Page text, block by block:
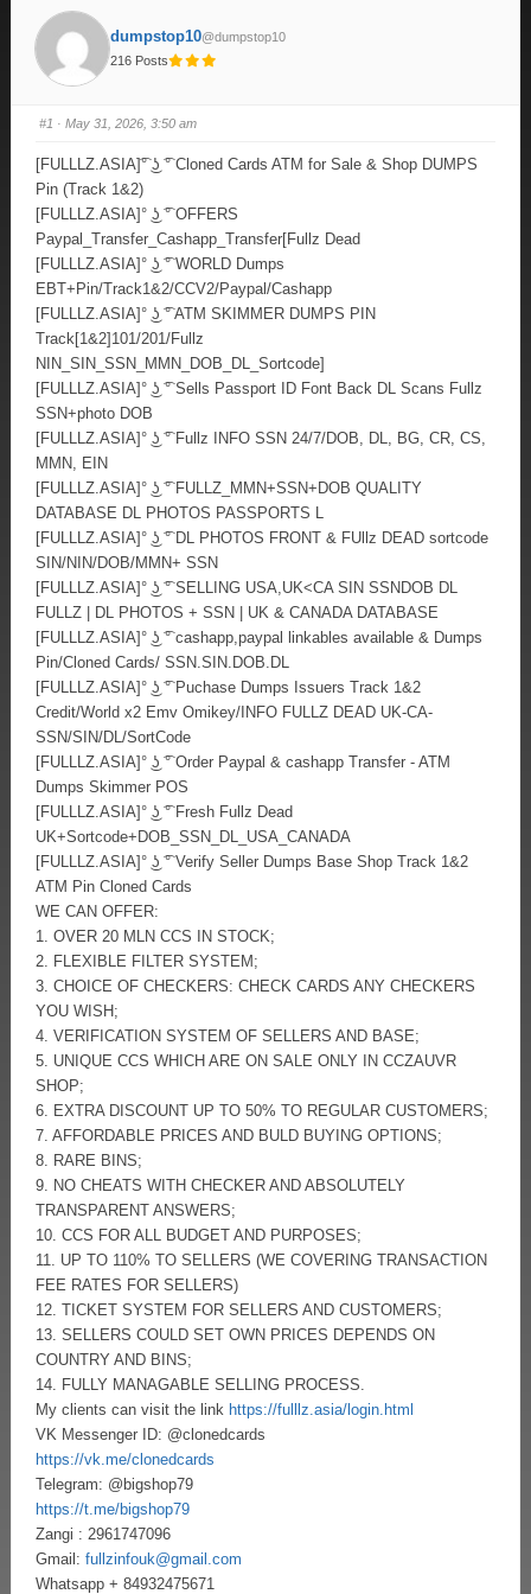
dumpstop10@dumpstop10
216 Posts
#1 · May 31, 2026, 3:50 am
[FULLLZ.ASIA]͡° ͜ʖ ͡° Cloned Cards ATM for Sale & Shop DUMPS
Pin (Track 1&2)
[FULLLZ.ASIA]° ͜ʖ ͡° OFFERS
Paypal_Transfer_Cashapp_Transfer[Fullz Dead
[FULLLZ.ASIA]° ͜ʖ ͡° WORLD Dumps
EBT+Pin/Track1&2/CCV2/Paypal/Cashapp
[FULLLZ.ASIA]° ͜ʖ ͡° ATM SKIMMER DUMPS PIN
Track[1&2]101/201/Fullz
NIN_SIN_SSN_MMN_DOB_DL_Sortcode]
[FULLLZ.ASIA]° ͜ʖ ͡° Sells Passport ID Font Back DL Scans Fullz
SSN+photo DOB
[FULLLZ.ASIA]° ͜ʖ ͡° Fullz INFO SSN 24/7/DOB, DL, BG, CR, CS,
MMN, EIN
[FULLLZ.ASIA]° ͜ʖ ͡° FULLZ_MMN+SSN+DOB QUALITY
DATABASE DL PHOTOS PASSPORTS L
[FULLLZ.ASIA]° ͜ʖ ͡° DL PHOTOS FRONT & FUllz DEAD sortcode
SIN/NIN/DOB/MMN+ SSN
[FULLLZ.ASIA]° ͜ʖ ͡° SELLING USA,UK<CA SIN SSNDOB DL
FULLZ | DL PHOTOS + SSN | UK & CANADA DATABASE
[FULLLZ.ASIA]° ͜ʖ ͡° cashapp,paypal linkables available & Dumps
Pin/Cloned Cards/ SSN.SIN.DOB.DL
[FULLLZ.ASIA]° ͜ʖ ͡° Puchase Dumps Issuers Track 1&2
Credit/World x2 Emv Omikey/INFO FULLZ DEAD UK-CA-
SSN/SIN/DL/SortCode
[FULLLZ.ASIA]° ͜ʖ ͡° Order Paypal & cashapp Transfer - ATM
Dumps Skimmer POS
[FULLLZ.ASIA]° ͜ʖ ͡° Fresh Fullz Dead
UK+Sortcode+DOB_SSN_DL_USA_CANADA
[FULLLZ.ASIA]° ͜ʖ ͡° Verify Seller Dumps Base Shop Track 1&2
ATM Pin Cloned Cards
WE CAN OFFER:
1. OVER 20 MLN CCS IN STOCK;
2. FLEXIBLE FILTER SYSTEM;
3. CHOICE OF CHECKERS: CHECK CARDS ANY CHECKERS
YOU WISH;
4. VERIFICATION SYSTEM OF SELLERS AND BASE;
5. UNIQUE CCS WHICH ARE ON SALE ONLY IN CCZAUVR
SHOP;
6. EXTRA DISCOUNT UP TO 50% TO REGULAR CUSTOMERS;
7. AFFORDABLE PRICES AND BULD BUYING OPTIONS;
8. RARE BINS;
9. NO CHEATS WITH CHECKER AND ABSOLUTELY
TRANSPARENT ANSWERS;
10. CCS FOR ALL BUDGET AND PURPOSES;
11. UP TO 110% TO SELLERS (WE COVERING TRANSACTION
FEE RATES FOR SELLERS)
12. TICKET SYSTEM FOR SELLERS AND CUSTOMERS;
13. SELLERS COULD SET OWN PRICES DEPENDS ON
COUNTRY AND BINS;
14. FULLY MANAGABLE SELLING PROCESS.
My clients can visit the link https://fulllz.asia/login.html
VK Messenger ID: @clonedcards
https://vk.me/clonedcards
Telegram: @bigshop79
https://t.me/bigshop79
Zangi : 2961747096
Gmail: fullzinfouk@gmail.com
Whatsapp + 84932475671